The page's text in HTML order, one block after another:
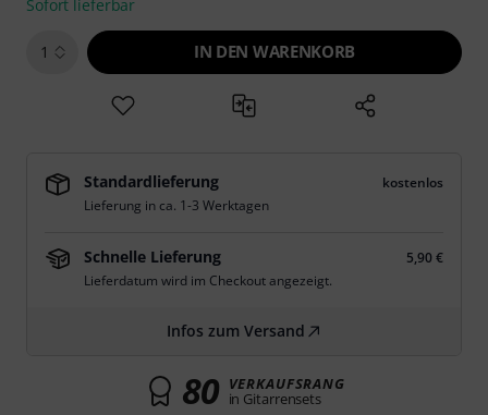
Sofort lieferbar
1 IN DEN WARENKORB
Standardlieferung
kostenlos
Lieferung in ca. 1-3 Werktagen
Schnelle Lieferung
5,90 €
Lieferdatum wird im Checkout angezeigt.
Infos zum Versand
80 VERKAUFSRANG
in Gitarrensets